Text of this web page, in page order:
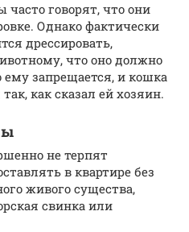
часто говорят, что они
Однако фактически
дрессировать,
что оно должно
ему запрещается, и кошка
как сказал ей хозяин.
не терпят
в квартире без
живого существа,
свинка или